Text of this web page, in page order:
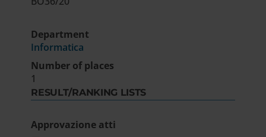
Department
Informatica
Number of places
1
RESULT/RANKING LISTS
Approvazione atti